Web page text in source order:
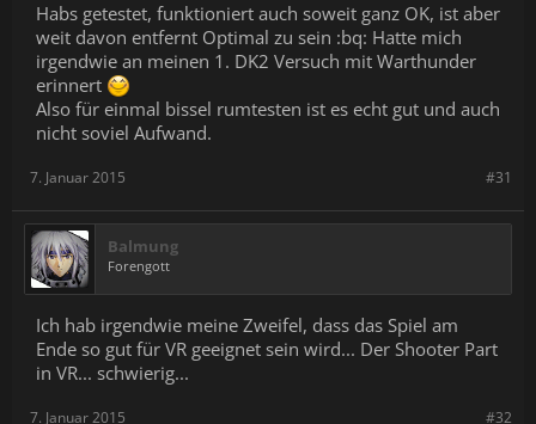
Habs getestet, funktioniert auch soweit ganz OK, ist aber
weit davon entfernt Optimal zu sein :bq: Hatte mich
irgendwie an meinen 1. DK2 Versuch mit Warthunder
erinnert
Also für einmal bissel rumtesten ist es echt gut und auch
nicht soviel Aufwand.
#31
7. Januar 2015
Balmung
Forengott
Ich hab irgendwie meine Zweifel, dass das Spiel am
Ende so gut für VR geeignet sein wird... Der Shooter Part
in VR... schwierig...
#32
7. Januar 2015